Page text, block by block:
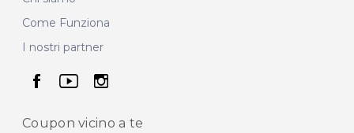
Come Funziona
I nostri partner
seguici su facebook
seguici su youtube
seguici su instagram
Coupon vicino a te